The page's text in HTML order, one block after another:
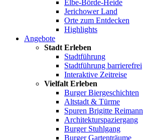
Elbe-Börde-Heide
Jerichower Land
Orte zum Entdecken
Highlights
Angebote
Stadt Erleben
Stadtführung
Stadtführung barrierefrei
Interaktive Zeitreise
Vielfalt Erleben
Burger Biergeschichten
Altstadt & Türme
Spuren Brigitte Reimann
Architekturspaziergang
Burger Stuhlgang
Burger Gartenträume